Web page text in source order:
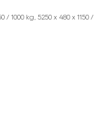
1000 kg, 5250 x 480 x 1150 /